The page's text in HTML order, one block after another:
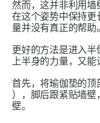
然而，这并非利用
在这个姿势中保持更
量并没有真正的帮助
更好的方法是进入
上半身的力量，又能
首先，将瑜伽垫的顶
），脚后跟紧贴墙
壁。